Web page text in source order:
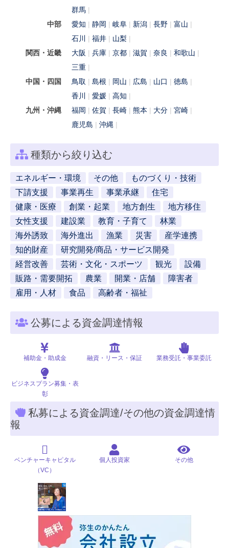
群馬
中部
愛知 静岡 岐阜 新潟 長野
富山
石川
福井
山梨
関西・近畿
大阪 兵庫 京都 滋賀 奈良
和歌山
三重
中国・四国
鳥取 島根 岡山 広島 山口
徳島
香川
愛媛
高知
九州・沖縄
福岡 佐賀 長崎 熊本 大分
宮崎
鹿児島
沖縄
種類から絞り込む
エネルギー・環境 その他
ものづくり・技術
下請支援
事業再生 事業承継
住宅
健康・医療
創業・起業 地方創生
地方移住
女性支援
建設業 教育・子育て
林業
海外誘致
海外進出 漁業 災害
産学連携
知的財産
研究開発/商品・サービス開発
経営改善
芸術・文化・スポーツ 観光
設備
販路・需要開拓
農業 開業・店舗
障害者
雇用・人材
食品 高齢者・福祉
公募による資金調達情報
補助金・助成金 融資・リース・保証 業務受託・事業委託
ビジネスプラン募集・表
彰
私募による資金調達/その他の資金調達情
報
ベンチャーキャピタル
（VC）
個人投資家 その他